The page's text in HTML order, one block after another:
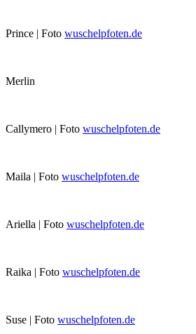
Prince | Foto wuschelpfoten.de
Merlin
Callymero | Foto wuschelpfoten.de
Maila | Foto wuschelpfoten.de
Ariella | Foto wuschelpfoten.de
Raika | Foto wuschelpfoten.de
Suse | Foto wuschelpfoten.de